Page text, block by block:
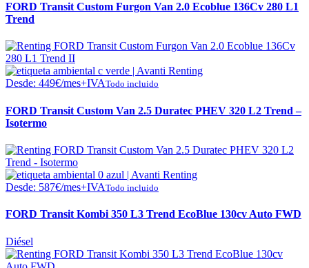
FORD Transit Custom Furgon Van 2.0 Ecoblue 136Cv 280 L1
Trend
Desde: 449€/mes+IVATodo incluido
FORD Transit Custom Van 2.5 Duratec PHEV 320 L2 Trend –
Isotermo
Desde: 587€/mes+IVATodo incluido
FORD Transit Kombi 350 L3 Trend EcoBlue 130cv Auto FWD
Diésel